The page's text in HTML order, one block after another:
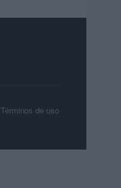
Términos de uso